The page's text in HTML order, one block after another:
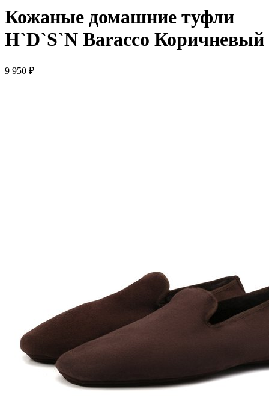
Кожаные домашние туфли
H`D`S`N Baracco Коричневый
9 950 ₽